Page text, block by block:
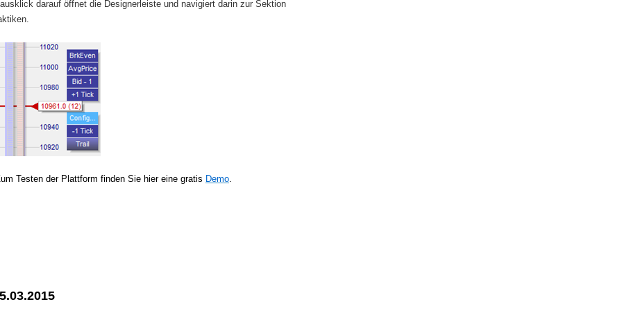
darauf öffnet die Designerleiste und navigiert darin zur Sektion
Testen der Plattform finden Sie hier eine gratis Demo